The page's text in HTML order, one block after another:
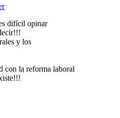
difícil opinar
y los
con la reforma laboral